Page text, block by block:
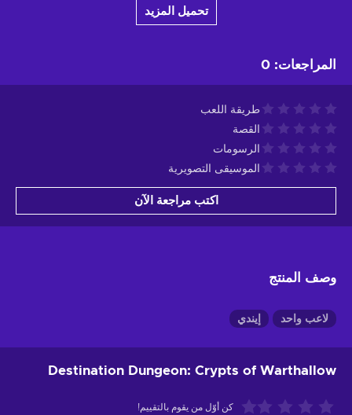
تحميل المزيد
المراجعات:
0
طريقة اللعب
القصة
الرسومات
الموسيقى التصويرية
اكتب مراجعة الآن
وصف المنتج
لاعب واحد إيندي
Destination Dungeon: Crypts of Warthallow
كن أوّل من يقوم بالتقييم!